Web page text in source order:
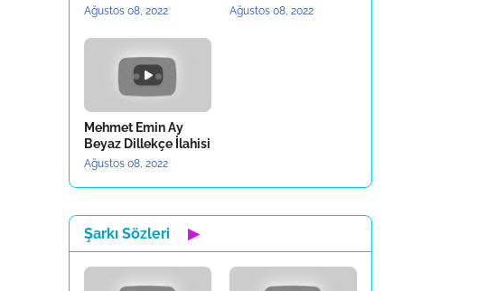
Ağustos 08, 2022 Ağustos 08, 2022
Mehmet Emin Ay
Beyaz Dillekçe İlahisi
Ağustos 08, 2022
Şarkı Sözleri ▶